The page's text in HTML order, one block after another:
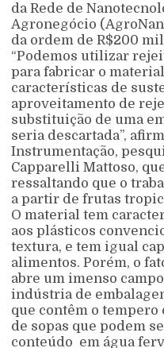
da Rede de
Agronegócio
da ordem de R$200
“Podemos utilizar
para fabricar o
características de
aproveitamento de
substituição de uma
seria descartada”,
Instrumentação,
Capparelli Mattoso,
ressaltando que o
a partir de frutas
O material tem
aos plásticos
textura, e tem igual
alimentos. Porém, o
abre um imenso
indústria de
que contêm o tempero
de sopas que podem
conteúdo em água